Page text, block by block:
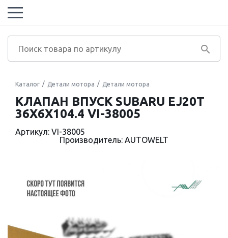
Каталог Детали мотора Детали мотора
КЛАПАН ВПУСК SUBARU EJ20T
36X6X104.4 VI-38005
Артикул: VI-38005
Производитель: AUTOWELT